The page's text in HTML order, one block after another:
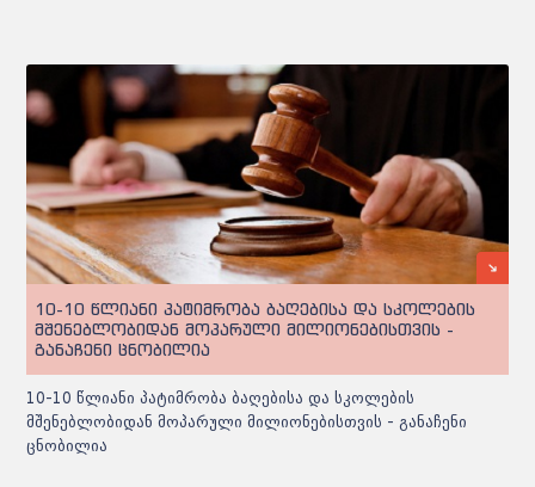
10-10 წლიანი პატიმრობა ბაღებისა და სკოლების
მშენებლობიდან მოპარული მილიონებისთვის -
განაჩენი ცნობილია
10-10 წლიანი პატიმრობა ბაღებისა და სკოლების
მშენებლობიდან მოპარული მილიონებისთვის - განაჩენი
ცნობილია